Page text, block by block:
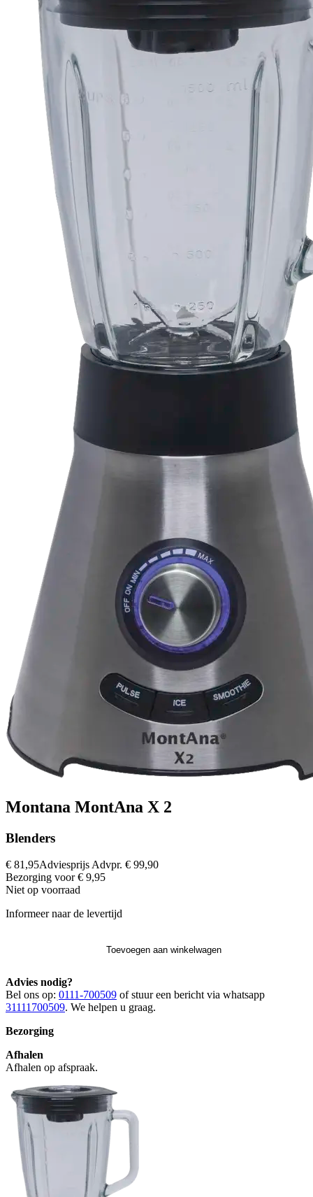
Montana MontAna X 2
Blenders
€ 81,95Adviesprijs Advpr. € 99,90
Bezorging voor € 9,95
Niet op voorraad
Informeer naar de levertijd
Toevoegen aan winkelwagen
Advies nodig?
Bel ons op: 0111-700509 of stuur een bericht via whatsapp
31111700509. We helpen u graag.
Bezorging
Afhalen
Afhalen op afspraak.